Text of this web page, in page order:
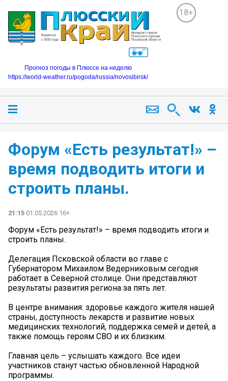
18+
Прогноз погоды в Плюссе на неделю
https://world-weather.ru/pogoda/russia/novosibirsk/
Форум «Есть результат!» –
время подводить итоги и
строить планы.
21:15 01.05.2026 16+
Форум «Есть результат!» – время подводить итоги и
строить планы.
Делегация Псковской области во главе с
Губернатором Михаилом Ведерниковым сегодня
работает в Северной столице. Они представляют
результаты развития региона за пять лет.
В центре внимания: здоровье каждого жителя нашей
страны, доступность лекарств и развитие новых
медицинских технологий, поддержка семей и детей, а
также помощь героям СВО и их близким.
Главная цель – услышать каждого. Все идеи
участников станут частью обновленной Народной
программы.